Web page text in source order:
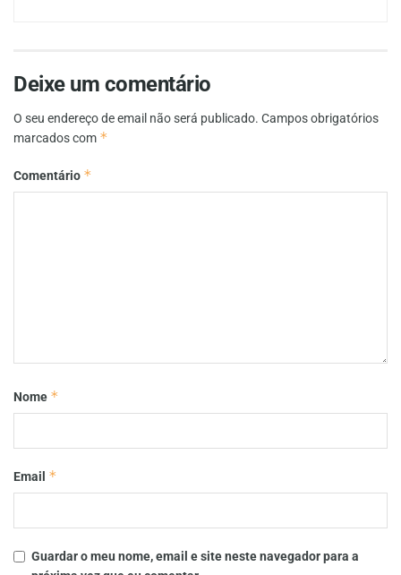
Deixe um comentário
O seu endereço de email não será publicado. Campos obrigatórios
marcados com *
Comentário *
Nome *
Email *
Guardar o meu nome, email e site neste navegador para a